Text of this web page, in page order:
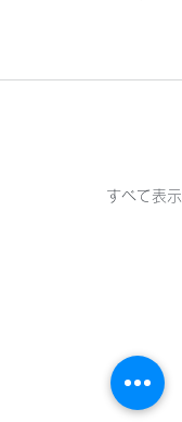
すべて表示